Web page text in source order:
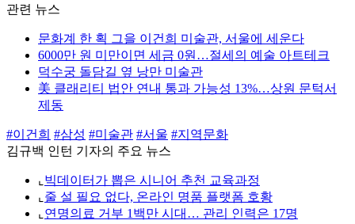
관련 뉴스
문화계 한 획 그을 이건희 미술관, 서울에 세운다
6000만 원 미만이면 세금 0원…절세의 예술 아트테크
덕수궁 돌담길 옆 낭만 미술관
美 클래리티 법안 연내 통과 가능성 13%…상원 문턱서
제동
#이건희 #삼성 #미술관 #서울 #지역문화
김규백 인턴 기자의 주요 뉴스
⌞ 빅데이터가 뽑은 시니어 추천 교육과정
⌞ 줄 설 필요 없다, 온라인 명품 플랫폼 호황
⌞ 연명의료 거부 1백만 시대… 관리 인력은 17명